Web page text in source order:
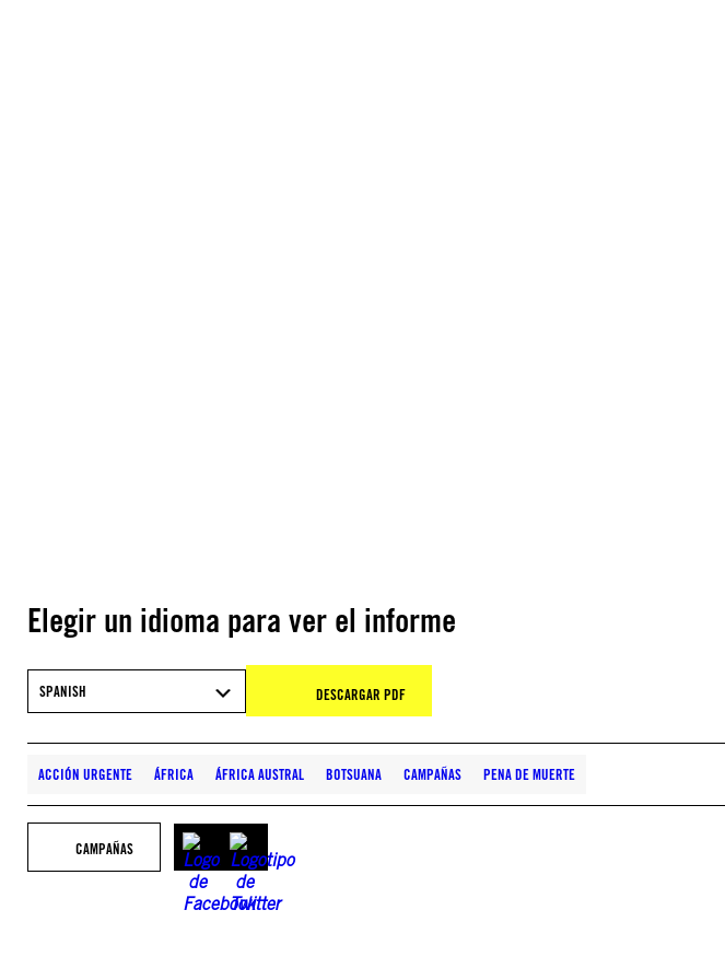
Elegir un idioma para ver el informe
SPANISH DESCARGAR PDF
ACCIÓN URGENTE ÁFRICA ÁFRICA AUSTRAL BOTSUANA CAMPAÑAS PENA DE MUERTE
CAMPAÑAS